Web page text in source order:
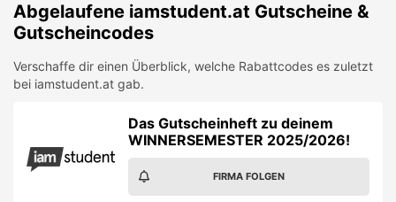
Abgelaufene iamstudent.at Gutscheine &
Gutscheincodes
Verschaffe dir einen Überblick, welche Rabattcodes es zuletzt
bei iamstudent.at gab.
Das Gutscheinheft zu deinem
WINNERSEMESTER 2025/2026!
FIRMA FOLGEN